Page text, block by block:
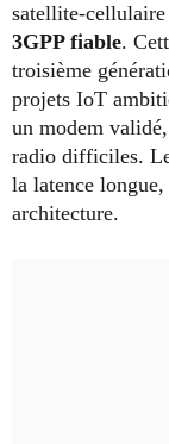
satellite-
3GPP fiable.
troisième
projets IoT
un modem
radio difficiles.
la latence
architecture.